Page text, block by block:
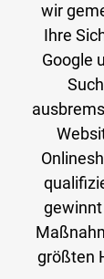
wir
Ihre
Google
größten